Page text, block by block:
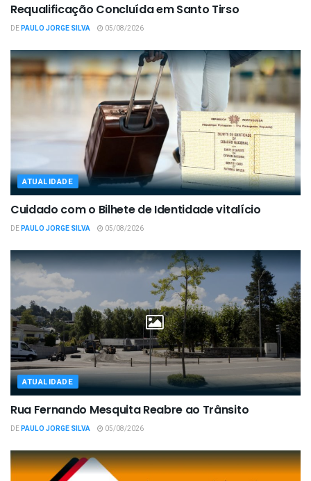
Requalificação Concluída em Santo Tirso
DEPAULO JORGE SILVA 05/08/2026
ATUALIDADE
Cuidado com o Bilhete de Identidade vitalício
DEPAULO JORGE SILVA 05/08/2026
ATUALIDADE
Rua Fernando Mesquita Reabre ao Trânsito
DEPAULO JORGE SILVA 05/08/2026